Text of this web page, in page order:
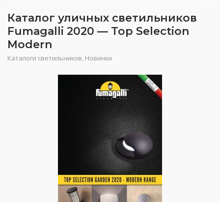
Каталог уличных светильников
Fumagalli 2020 — Top Selection
Modern
Каталоги светильников, Новинки